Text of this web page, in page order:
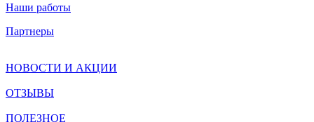
Наши работы
Партнеры
НОВОСТИ И АКЦИИ
ОТЗЫВЫ
ПОЛЕЗНОЕ